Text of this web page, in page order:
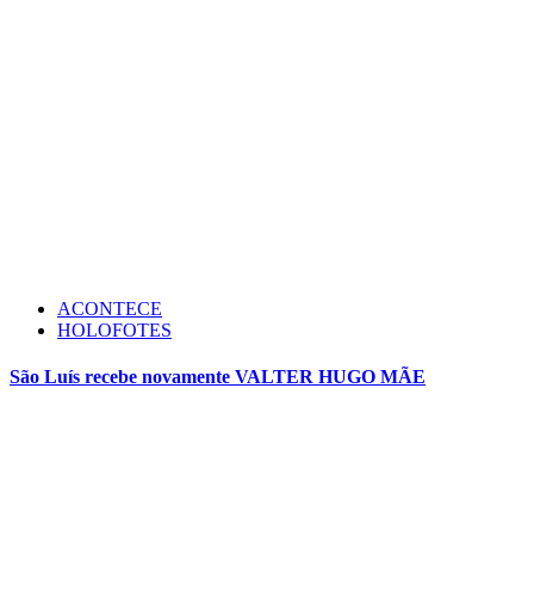
ACONTECE
HOLOFOTES
São Luís recebe novamente VALTER HUGO MÃE